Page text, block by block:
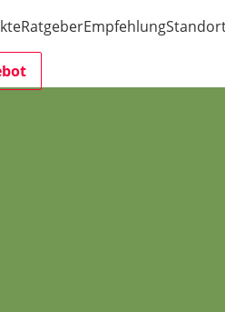
RatgeberEmpfehlung